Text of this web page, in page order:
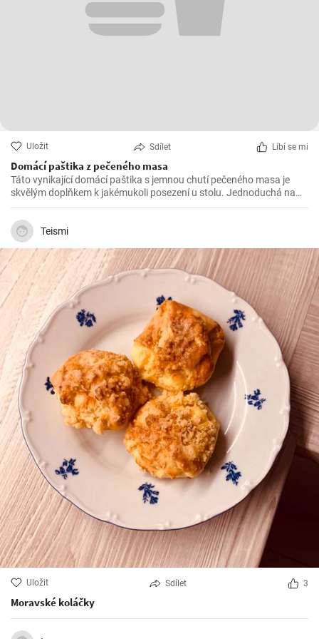
Uložit Sdílet Líbí se mi
Domácí paštika z pečeného masa
Táto vynikající domácí paštika s jemnou chutí pečeného masa je
skvělým doplňkem k jakémukoli posezení u stolu. Jednoduchá na
přípravu a ohromující na chuti, tato paštika určitě zaujme vaše
hosty.
Teismi
Uložit Sdílet 3
Moravské koláčky